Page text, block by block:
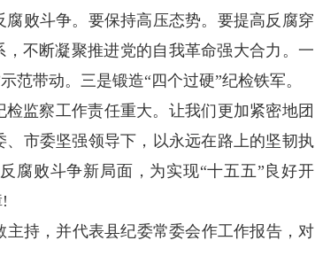
败斗争。要保持高压态势。要提高反腐穿
不断凝聚推进党的自我革命强大合力。一
范带动。三是锻造“四个过硬”纪检铁军。
监察工作责任重大。让我们更加紧密地团
市委坚强领导下，以永远在路上的坚韧执
腐败斗争新局面，为实现“十五五”良好开
持，并代表县纪委常委会作工作报告，对